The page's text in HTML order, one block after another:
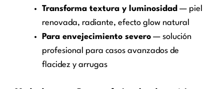
Transforma textura y luminosidad — piel
renovada, radiante, efecto glow natural
Para envejecimiento severo — solución
profesional para casos avanzados de
flacidez y arrugas